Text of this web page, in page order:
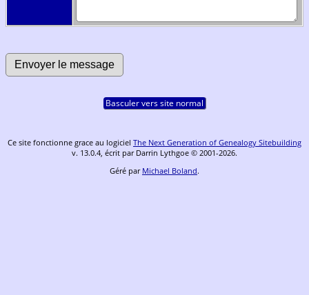
Basculer vers site normal
Ce site fonctionne grace au logiciel The Next Generation of Genealogy Sitebuilding
v. 13.0.4, écrit par Darrin Lythgoe © 2001-2026.
Géré par Michael Boland.